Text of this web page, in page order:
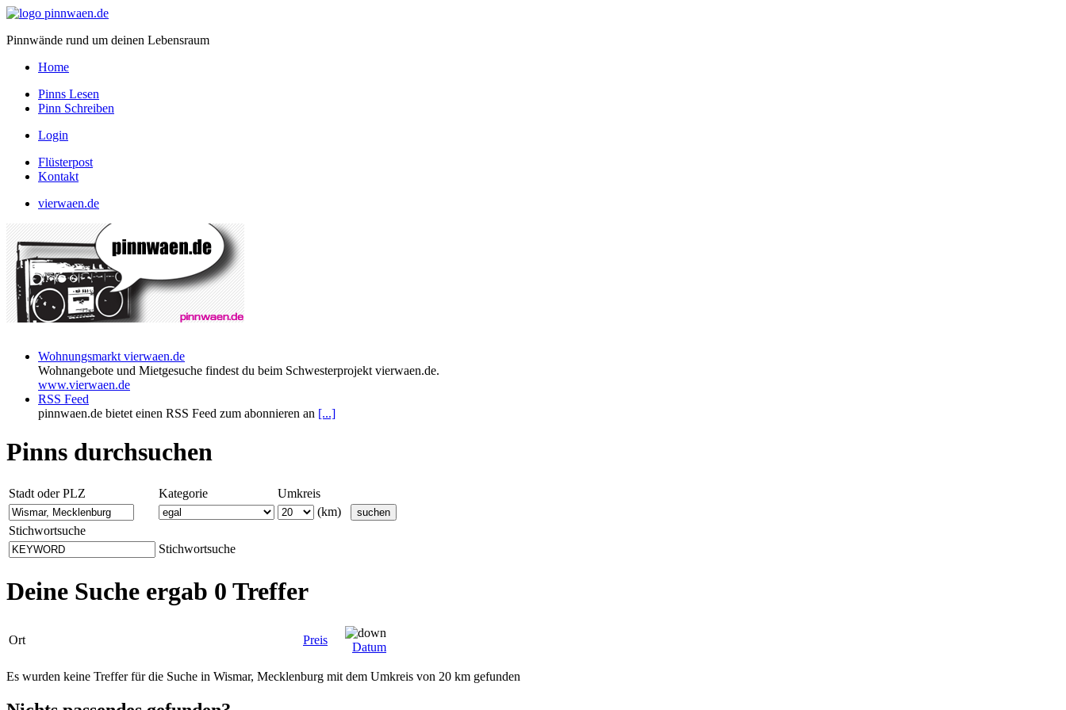
Pinnwände rund um deinen Lebensraum
Home
Pinns Lesen
Pinn Schreiben
Login
Flüsterpost
Kontakt
vierwaen.de
Wohnungsmarkt vierwaen.de
Wohnangebote und Mietgesuche findest du beim Schwesterprojekt vierwaen.de.
www.vierwaen.de
RSS Feed
pinnwaen.de bietet einen RSS Feed zum abonnieren an [...]
Pinns durchsuchen
Stadt oder PLZ Kategorie
Umkreis
(km)
Stichwortsuche
Stichwortsuche
Deine Suche ergab 0 Treffer
Ort Preis
Datum
Es wurden keine Treffer für die Suche in Wismar, Mecklenburg mit dem Umkreis von 20 km gefunden